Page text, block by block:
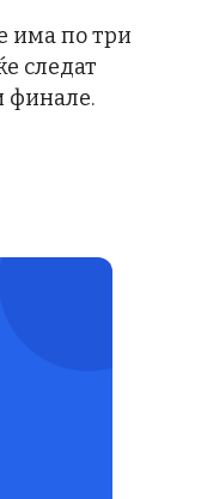
има по три
следат
финале.